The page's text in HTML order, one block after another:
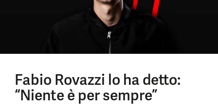
Fabio Rovazzi lo ha detto:
“Niente è per sempre”